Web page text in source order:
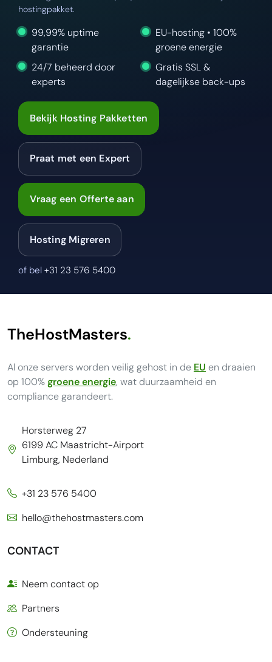
hostingpakket.
99,99% uptime
garantie
EU-hosting • 100%
groene energie
24/7 beheerd door
experts
Gratis SSL &
dagelijkse back-ups
Bekijk Hosting Pakketten
Praat met een Expert
Vraag een Offerte aan
Hosting Migreren
of bel +31 23 576 5400
TheHostMasters.
Al onze servers worden veilig gehost in de EU en draaien
op 100%groene energie, wat duurzaamheid en
compliance garandeert.
Horsterweg 27
6199 AC Maastricht-Airport
Limburg, Nederland
+31 23 576 5400
hello@thehostmasters.com
CONTACT
Neem contact op
Partners
Ondersteuning